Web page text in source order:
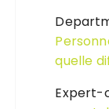
quelle
Expert-